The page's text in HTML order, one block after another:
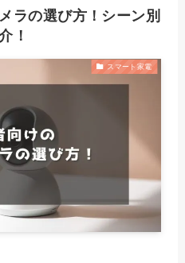
ラの選び方！シーン別
！
スマート家電